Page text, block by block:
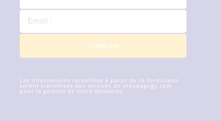
S'inscrire
Les informations recueillies à partir de ce formulaire
seront transmises aux services de xrpedagogy.com
pour la gestion de votre demande. En savoir plus sur
la gestion de vos données et de vos droits